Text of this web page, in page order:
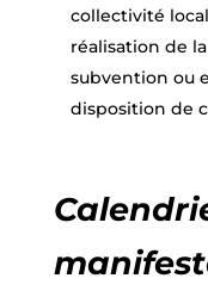
collectivité
réalisation de
subvention ou
disposition de